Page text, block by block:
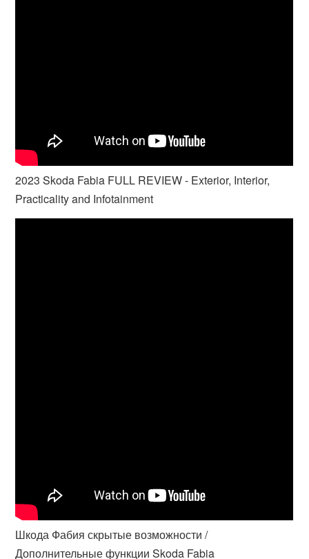
2023 Skoda Fabia FULL REVIEW - Exterior, Interior,
Practicality and Infotainment
Шкода Фабия скрытые возможности /
Дополнительные функции Skoda Fabia